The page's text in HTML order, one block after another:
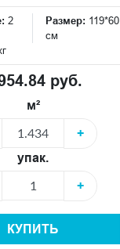
2
Размер: 119*60
см
руб.
м²
+
упак.
+
КУПИТЬ